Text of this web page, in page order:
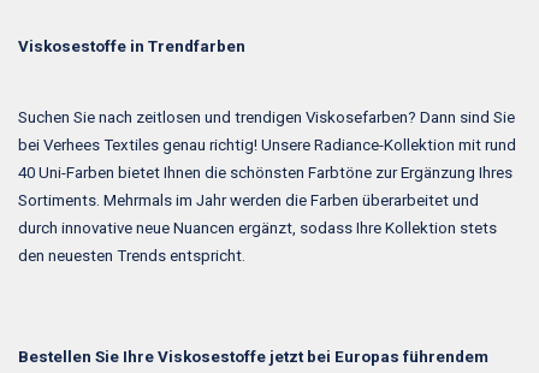
Viskosestoffe in Trendfarben
Suchen Sie nach zeitlosen und trendigen Viskosefarben? Dann sind Sie
bei Verhees Textiles genau richtig! Unsere Radiance-Kollektion mit rund
40 Uni-Farben bietet Ihnen die schönsten Farbtöne zur Ergänzung Ihres
Sortiments. Mehrmals im Jahr werden die Farben überarbeitet und
durch innovative neue Nuancen ergänzt, sodass Ihre Kollektion stets
den neuesten Trends entspricht.
Bestellen Sie Ihre Viskosestoffe jetzt bei Europas führendem